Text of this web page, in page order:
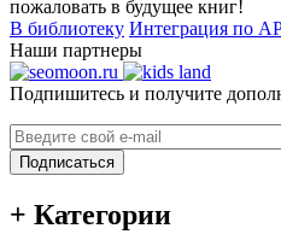
пожаловать в будущее книг!
В библиотеку Интеграция по
Наши партнеры
Подпишитесь и получите
Подписаться
+ Категории